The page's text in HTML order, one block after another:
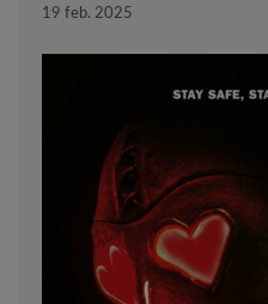
19 feb. 2025